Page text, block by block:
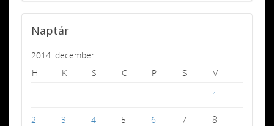
Naptár
2014. december
H
K S C P S
V
1
2 3 4 5 6 7 8